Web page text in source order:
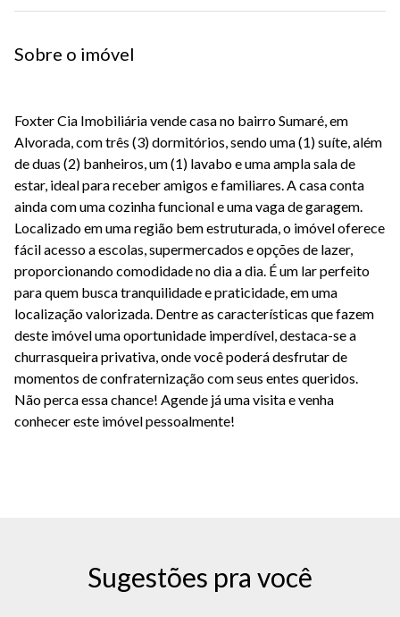
Sobre o imóvel
Foxter Cia Imobiliária vende casa no bairro Sumaré, em
Alvorada, com três (3) dormitórios, sendo uma (1) suíte, além
de duas (2) banheiros, um (1) lavabo e uma ampla sala de
estar, ideal para receber amigos e familiares. A casa conta
ainda com uma cozinha funcional e uma vaga de garagem.
Localizado em uma região bem estruturada, o imóvel oferece
fácil acesso a escolas, supermercados e opções de lazer,
proporcionando comodidade no dia a dia. É um lar perfeito
para quem busca tranquilidade e praticidade, em uma
localização valorizada. Dentre as características que fazem
deste imóvel uma oportunidade imperdível, destaca-se a
churrasqueira privativa, onde você poderá desfrutar de
momentos de confraternização com seus entes queridos.
Não perca essa chance! Agende já uma visita e venha
conhecer este imóvel pessoalmente!
Sugestões pra você